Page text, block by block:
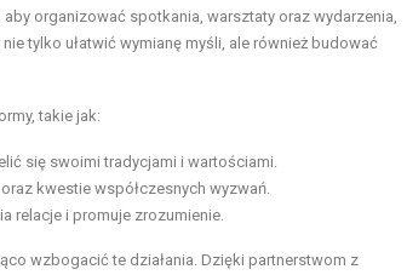
organizować spotkania, warsztaty oraz wydarzenia,
tylko ułatwić wymianę myśli, ale również budować
takie jak:
się swoimi tradycjami i wartościami.
kwestie współczesnych wyzwań.
relacje i promuje zrozumienie.
wzbogacić te działania. Dzięki partnerstwom z